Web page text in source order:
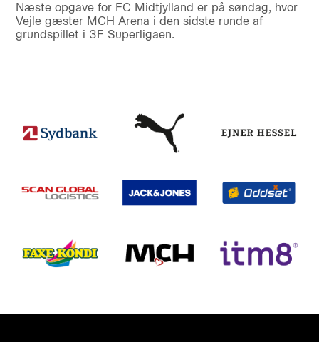
Næste opgave for FC Midtjylland er på søndag, hvor
Vejle gæster MCH Arena i den sidste runde af
grundspillet i 3F Superligaen.